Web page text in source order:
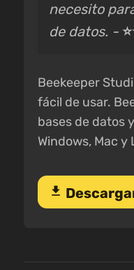
necesito
de datos. -
Beekeeper
fácil de usar.
bases de datos
Windows, Mac y
download